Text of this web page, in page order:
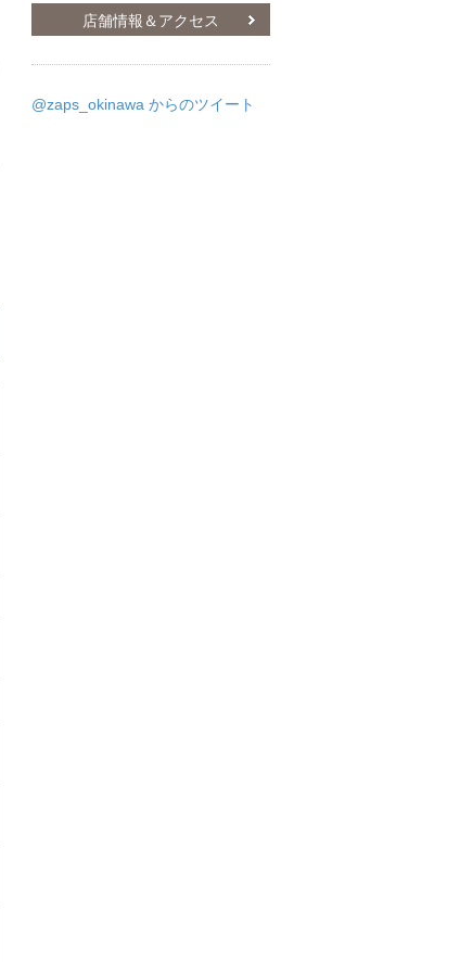
店舗情報＆アクセス
@zaps_okinawa からのツイート